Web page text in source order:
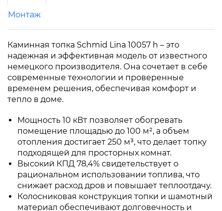
Монтаж
Каминная топка Schmid Lina 10057 h – это
надежная и эффективная модель от известного
немецкого производителя. Она сочетает в себе
современные технологии и проверенные
временем решения, обеспечивая комфорт и
тепло в доме.
Мощность 10 кВт позволяет обогревать
помещение площадью до 100 м², а объем
отопления достигает 250 м³, что делает топку
подходящей для просторных комнат.
Высокий КПД 78,4% свидетельствует о
рациональном использовании топлива, что
снижает расход дров и повышает теплоотдачу.
Колосниковая конструкция топки и шамотный
материал обеспечивают долговечность и